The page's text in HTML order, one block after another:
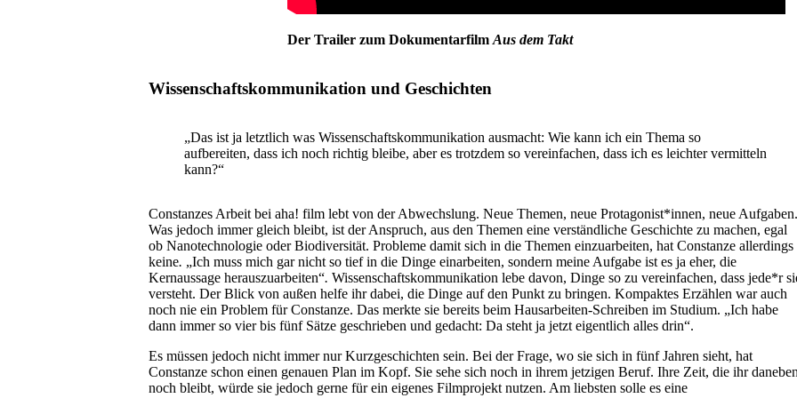
Der Trailer zum DokumentarfilmAus dem Takt
Wissenschaftskommunikation und Geschichten
„Das ist ja letztlich was Wissenschaftskommunikation ausmacht: Wie kann ich ein Thema so
aufbereiten, dass ich noch richtig bleibe, aber es trotzdem so vereinfachen, dass ich es leichter vermitteln
kann?“
Constanzes Arbeit bei aha! film lebt von der Abwechslung. Neue Themen, neue Protagonist*innen, neue Aufgaben.
Was jedoch immer gleich bleibt, ist der Anspruch, aus den Themen eine verständliche Geschichte zu machen, egal
ob Nanotechnologie oder Biodiversität. Probleme damit sich in die Themen einzuarbeiten, hat Constanze allerdings
keine. „Ich muss mich gar nicht so tief in die Dinge einarbeiten, sondern meine Aufgabe ist es ja eher, die
Kernaussage herauszuarbeiten“. Wissenschaftskommunikation lebe davon, Dinge so zu vereinfachen, dass jede*r
versteht. Der Blick von außen helfe ihr dabei, die Dinge auf den Punkt zu bringen. Kompaktes Erzählen war auch
noch nie ein Problem für Constanze. Das merkte sie bereits beim Hausarbeiten-Schreiben im Studium. „Ich habe
dann immer so vier bis fünf Sätze geschrieben und gedacht: Da steht ja jetzt eigentlich alles drin“.
Es müssen jedoch nicht immer nur Kurzgeschichten sein. Bei der Frage, wo sie sich in fünf Jahren sieht, hat
Constanze schon einen genauen Plan im Kopf. Sie sehe sich noch in ihrem jetzigen Beruf. Ihre Zeit, die ihr
noch bleibt, würde sie jedoch gerne für ein eigenes Filmprojekt nutzen. Am liebsten solle es eine